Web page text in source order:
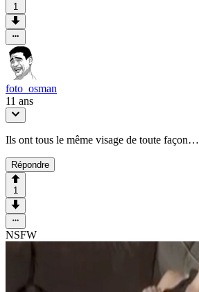
1
foto_osman
11 ans
Ils ont tous le même visage de toute façon…
Répondre
1
NSFW